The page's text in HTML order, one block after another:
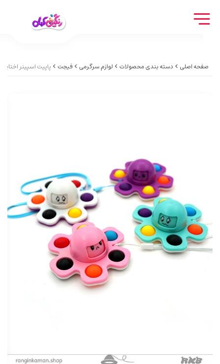
صفحه اصلی دسته بندی محصولات لوازم سرگرمی فیجت پاپیت اسپینر